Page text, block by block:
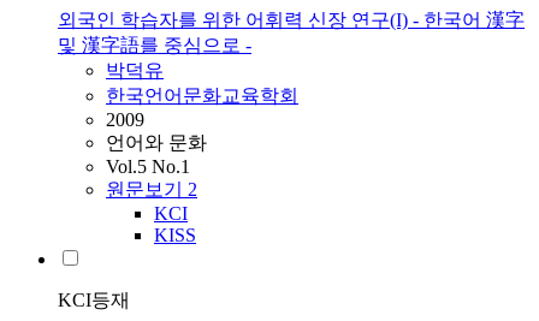
외국인 학습자를 위한 어휘력 신장 연구(I) - 한국어 漢字
및 漢字語를 중심으로 -
박덕유
한국언어문화교육학회
2009
언어와 문화
Vol.5 No.1
원문보기 2
KCI
KISS
KCI등재